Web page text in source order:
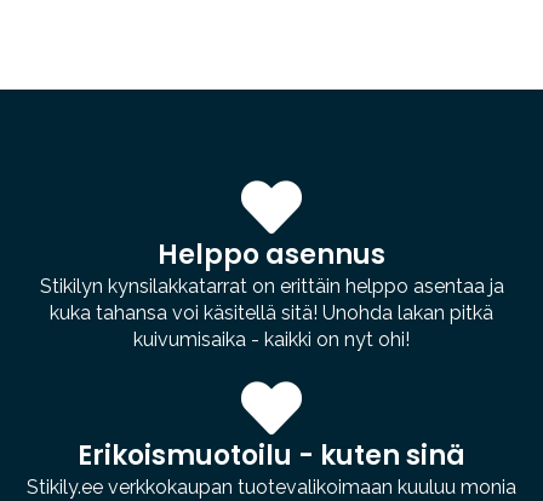
Helppo asennus
Stikilyn kynsilakkatarrat on erittäin helppo asentaa ja
kuka tahansa voi käsitellä sitä! Unohda lakan pitkä
kuivumisaika - kaikki on nyt ohi!
Erikoismuotoilu - kuten sinä
Stikily.ee verkkokaupan tuotevalikoimaan kuuluu monia